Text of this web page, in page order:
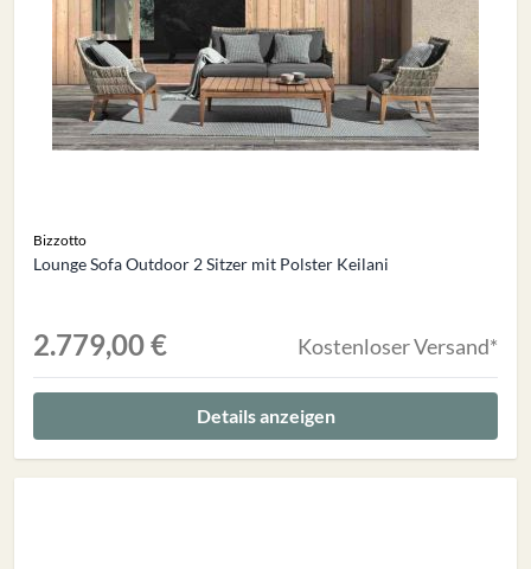
Bizzotto
Lounge Sofa Outdoor 2 Sitzer mit Polster Keilani
2.779,00 € Kostenloser Versand*
Details anzeigen